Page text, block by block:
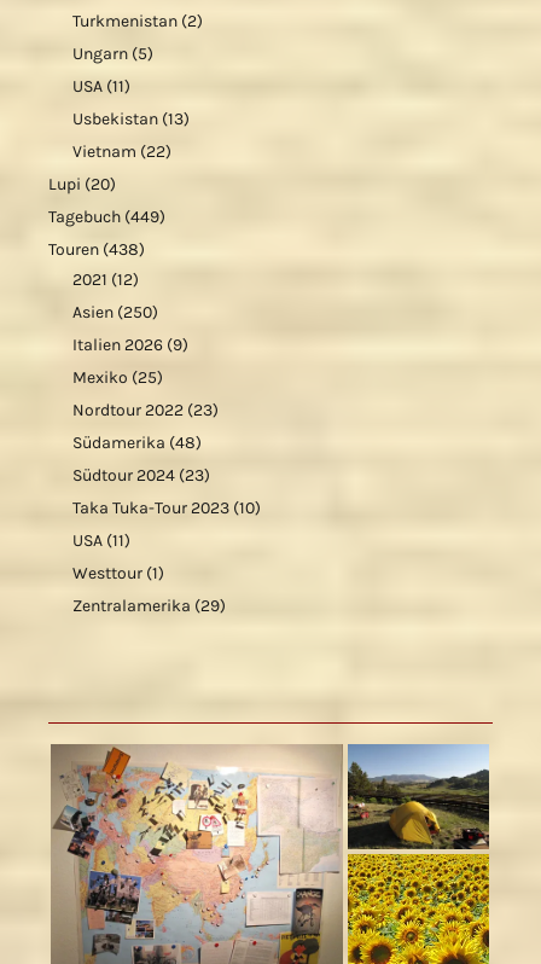
Turkmenistan (2)
Ungarn (5)
USA (11)
Usbekistan (13)
Vietnam (22)
Lupi (20)
Tagebuch (449)
Touren (438)
2021 (12)
Asien (250)
Italien 2026 (9)
Mexiko (25)
Nordtour 2022 (23)
Südamerika (48)
Südtour 2024 (23)
Taka Tuka-Tour 2023 (10)
USA (11)
Westtour (1)
Zentralamerika (29)